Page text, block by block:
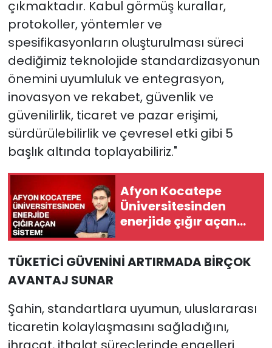
çıkmaktadır. Kabul görmüş kurallar,
protokoller, yöntemler ve
spesifikasyonların oluşturulması süreci
dediğimiz teknolojide standardizasyonun
önemini uyumluluk ve entegrasyon,
inovasyon ve rekabet, güvenlik ve
güvenilirlik, ticaret ve pazar erişimi,
sürdürülebilirlik ve çevresel etki gibi 5
başlık altında toplayabiliriz."
Afyon Kocatepe
Üniversitesinden
enerjide çığır açan
sistem!
TÜKETİCİ GÜVENİNİ ARTIRMADA BİRÇOK
AVANTAJ SUNAR
Şahin, standartlara uyumun, uluslararası
ticaretin kolaylaşmasını sağladığını,